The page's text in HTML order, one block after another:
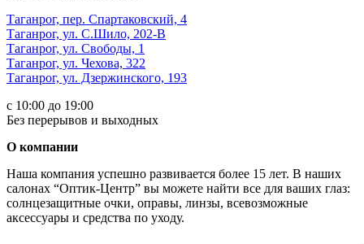
Таганрог, пер. Спартаковский, 4
Таганрог, ул. С.Шило, 202-В
Таганрог, ул. Свободы, 1
Таганрог, ул. Чехова, 322
Таганрог, ул. Дзержинского, 193
с 10:00 до 19:00
Без перерывов и выходных
О компании
Наша компания успешно развивается более 15 лет. В наших
салонах “Оптик-Центр” вы можете найти все для ваших глаз:
солнцезащитные очки, оправы, линзы, всевозможные
аксессуары и средства по уходу.